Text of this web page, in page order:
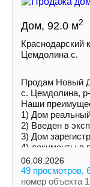
Дом, 92.0 м2
Краснодарский
Цемдолина с.
Продам Новый
с. Цемдолина,
Наши
1) Дoм
2) Введен в
3) Дoм
4) документы в
5) Ceмeйнaя
06.08.2026
49 просмотров,
номер объекта